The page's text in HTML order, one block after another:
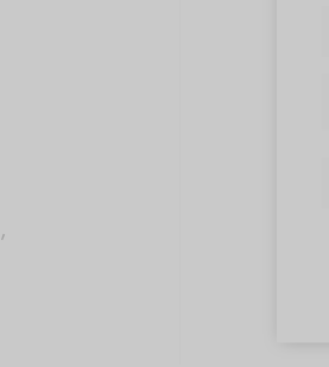
,